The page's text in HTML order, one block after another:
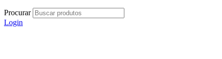
Procurar
Login